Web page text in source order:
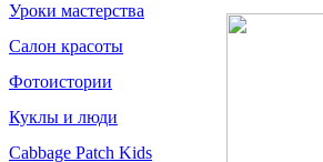
Уроки мастерства
Салон красоты
Фотоистории
Куклы и люди
Cabbage Patch Kids